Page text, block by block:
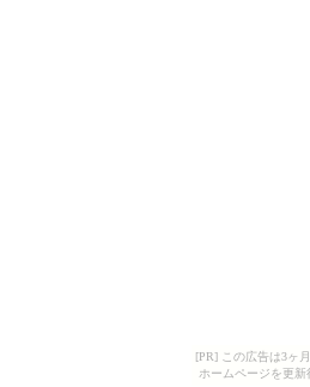
[PR] この広告は3ヶ
ホームページを更